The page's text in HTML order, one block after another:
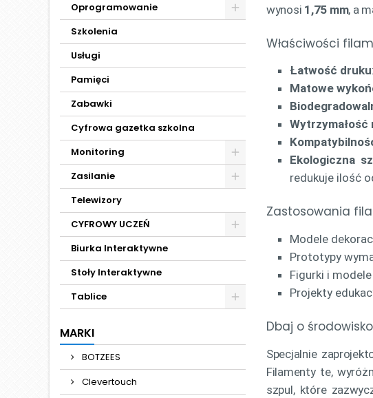
Oprogramowanie
Szkolenia
Usługi
Pamięci
Zabawki
Cyfrowa gazetka szkolna
Monitoring
Zasilanie
Telewizory
CYFROWY UCZEŃ
Biurka Interaktywne
Stoły Interaktywne
Tablice
MARKI
BOTZEES
Clevertouch
wynosi 1,75 mm, a
Właściwości
Łatwość druku
Matowe
Wytrzymałość
Ekologiczna
redukuje ilość
Zastosowania
Modele
Prototypy
Figurki i
Projekty
Dbaj o
Specjalnie
Filamenty te,
szpul, które